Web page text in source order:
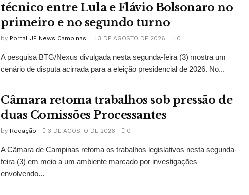
técnico entre Lula e Flávio Bolsonaro no
primeiro e no segundo turno
by Portal JP News Campinas 3 DE AGOSTO DE 2026 0
A pesquisa BTG/Nexus divulgada nesta segunda-feira (3) mostra um
cenário de disputa acirrada para a eleição presidencial de 2026. No...
Câmara retoma trabalhos sob pressão de
duas Comissões Processantes
by Redação 3 DE AGOSTO DE 2026 0
A Câmara de Campinas retoma os trabalhos legislativos nesta segunda-
feira (3) em meio a um ambiente marcado por investigações
envolvendo...